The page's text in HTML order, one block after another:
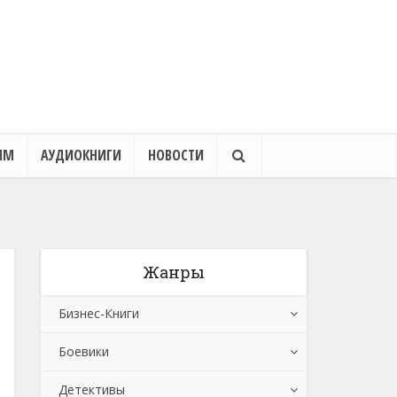
АУДИОКНИГИ НОВОСТИ
Жанры
Бизнес-Книги
Банковское дело
Бухучет, налогообложение, аудит
Боевики
Боевики: Прочее
Детективы